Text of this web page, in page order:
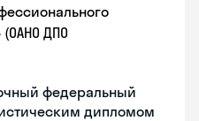
(ОАНО ДПО
федеральный
дипломом